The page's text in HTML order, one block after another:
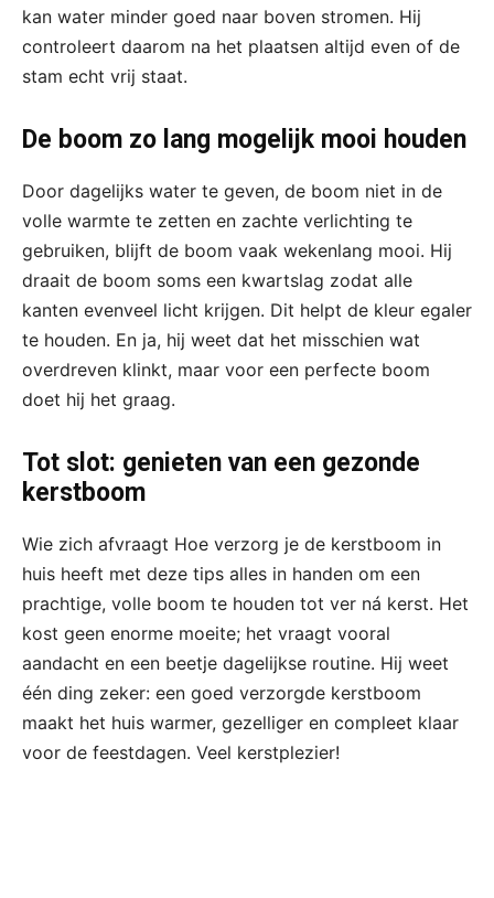
kan water minder goed naar boven stromen. Hij
controleert daarom na het plaatsen altijd even of de
stam echt vrij staat.
De boom zo lang mogelijk mooi houden
Door dagelijks water te geven, de boom niet in de
volle warmte te zetten en zachte verlichting te
gebruiken, blijft de boom vaak wekenlang mooi. Hij
draait de boom soms een kwartslag zodat alle
kanten evenveel licht krijgen. Dit helpt de kleur egaler
te houden. En ja, hij weet dat het misschien wat
overdreven klinkt, maar voor een perfecte boom
doet hij het graag.
Tot slot: genieten van een gezonde
kerstboom
Wie zich afvraagt Hoe verzorg je de kerstboom in
huis heeft met deze tips alles in handen om een
prachtige, volle boom te houden tot ver ná kerst. Het
kost geen enorme moeite; het vraagt vooral
aandacht en een beetje dagelijkse routine. Hij weet
één ding zeker: een goed verzorgde kerstboom
maakt het huis warmer, gezelliger en compleet klaar
voor de feestdagen. Veel kerstplezier!